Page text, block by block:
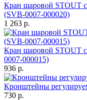
Кран шаровой STOUT
(SVB-0007-000020)
1 263 р.
Кран шаровой STOUT
0007-000015)
936 р.
Кронштейны
730 р.